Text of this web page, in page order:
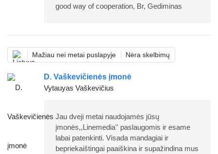
good way of cooperation, Br, Gediminas
Mažiau nei metai puslapyje Nėra skelbimų
D. Vaškevičienės įmonė
Vytauyas Vaškevičius
Jau dveji metai naudojamės jūsų
įmonės,,Linemedia'' paslaugomis ir esame
labai patenkinti. Visada mandagiai ir
bepriekaištingai paaiškina ir supažindina mus